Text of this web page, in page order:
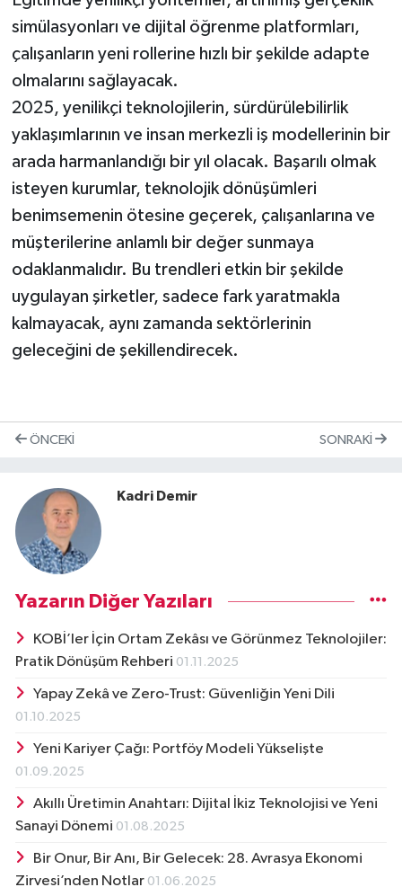
simülasyonları ve dijital öğrenme platformları,
çalışanların yeni rollerine hızlı bir şekilde adapte
olmalarını sağlayacak.
2025, yenilikçi teknolojilerin, sürdürülebilirlik
yaklaşımlarının ve insan merkezli iş modellerinin bir
arada harmanlandığı bir yıl olacak. Başarılı olmak
isteyen kurumlar, teknolojik dönüşümleri
benimsemenin ötesine geçerek, çalışanlarına ve
müşterilerine anlamlı bir değer sunmaya
odaklanmalıdır. Bu trendleri etkin bir şekilde
uygulayan şirketler, sadece fark yaratmakla
kalmayacak, aynı zamanda sektörlerinin
geleceğini de şekillendirecek.
ÖNCEKI SONRAKI
Kadri Demir
Yazarın Diğer Yazıları
KOBİ’ler İçin Ortam Zekâsı ve Görünmez Teknolojiler:
Pratik Dönüşüm Rehberi 01.11.2025
Yapay Zekâ ve Zero-Trust: Güvenliğin Yeni Dili
01.10.2025
Yeni Kariyer Çağı: Portföy Modeli Yükselişte
01.09.2025
Akıllı Üretimin Anahtarı: Dijital İkiz Teknolojisi ve Yeni
Sanayi Dönemi 01.08.2025
Bir Onur, Bir Anı, Bir Gelecek: 28. Avrasya Ekonomi
Zirvesi’nden Notlar 01.06.2025